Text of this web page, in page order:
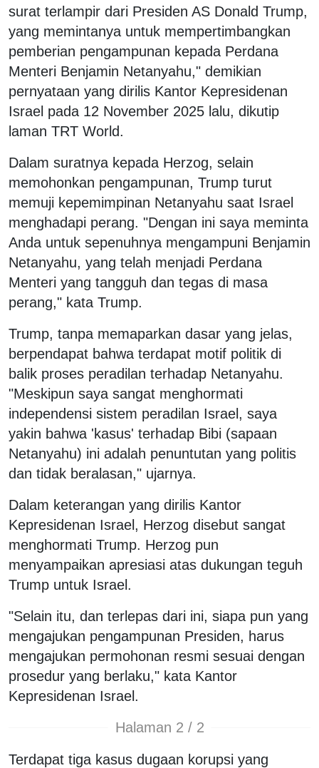
surat terlampir dari Presiden AS Donald Trump,
yang memintanya untuk mempertimbangkan
pemberian pengampunan kepada Perdana
Menteri Benjamin Netanyahu," demikian
pernyataan yang dirilis Kantor Kepresidenan
Israel pada 12 November 2025 lalu, dikutip
laman TRT World.
Dalam suratnya kepada Herzog, selain
memohonkan pengampunan, Trump turut
memuji kepemimpinan Netanyahu saat Israel
menghadapi perang. "Dengan ini saya meminta
Anda untuk sepenuhnya mengampuni Benjamin
Netanyahu, yang telah menjadi Perdana
Menteri yang tangguh dan tegas di masa
perang," kata Trump.
Trump, tanpa memaparkan dasar yang jelas,
berpendapat bahwa terdapat motif politik di
balik proses peradilan terhadap Netanyahu.
"Meskipun saya sangat menghormati
independensi sistem peradilan Israel, saya
yakin bahwa 'kasus' terhadap Bibi (sapaan
Netanyahu) ini adalah penuntutan yang politis
dan tidak beralasan," ujarnya.
Dalam keterangan yang dirilis Kantor
Kepresidenan Israel, Herzog disebut sangat
menghormati Trump. Herzog pun
menyampaikan apresiasi atas dukungan teguh
Trump untuk Israel.
"Selain itu, dan terlepas dari ini, siapa pun yang
mengajukan pengampunan Presiden, harus
mengajukan permohonan resmi sesuai dengan
prosedur yang berlaku," kata Kantor
Kepresidenan Israel.
Halaman 2 / 2
Terdapat tiga kasus dugaan korupsi yang